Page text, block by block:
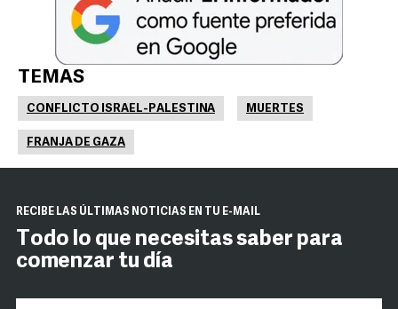
TEMAS
CONFLICTO ISRAEL-PALESTINA MUERTES
FRANJA DE GAZA
RECIBE LAS ÚLTIMAS NOTICIAS EN TU E-MAIL
Todo lo que necesitas saber para
comenzar tu día